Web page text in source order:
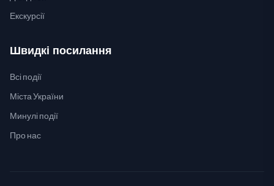
Екскурсії
Швидкі посилання
Всі події
Міста України
Минулі події
Про нас